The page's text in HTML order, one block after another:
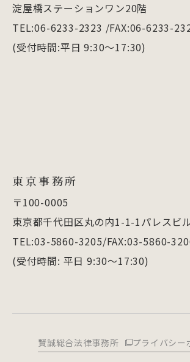
淀屋橋ステーションワン20階
TEL:06-6233-2323 /FAX:06-6233-
(受付時間:平日 9:30～17:30)
東京事務所
〒100-0005
東京都千代田区丸の内1-1-1パレスビ
TEL:03-5860-3205/FAX:03-5860-
(受付時間: 平日 9:30～17:30)
賢誠総合法律事務所 プライバシー